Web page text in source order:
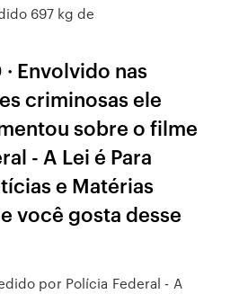
697 kg de
Envolvido nas
criminosas ele
sobre o filme
- A Lei é Para
e Matérias
você gosta desse
por Polícia Federal - A